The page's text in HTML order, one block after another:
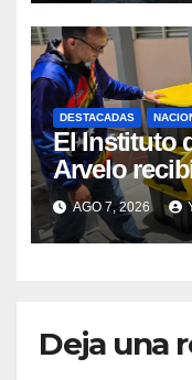
DESTACADAS
El Instituto
Arvelo
personas
AGO 7, 2026
Deja una